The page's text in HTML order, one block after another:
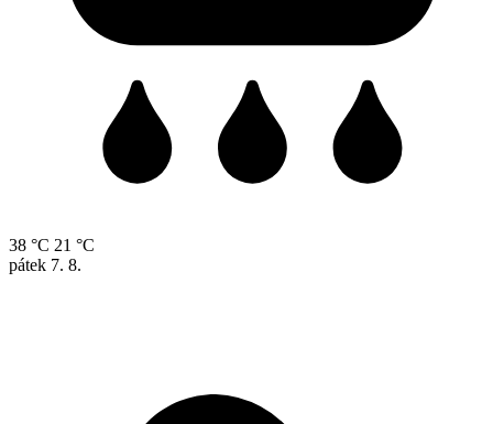
38 °C 21 °C
pátek 7. 8.